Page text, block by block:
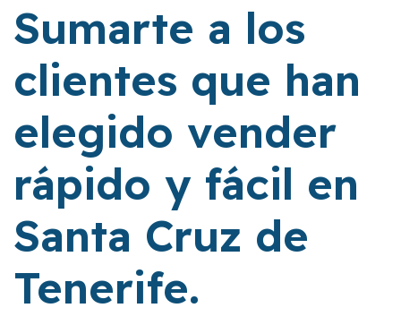
Sumarte a los
clientes que han
elegido vender
rápido y fácil en
Santa Cruz de
Tenerife.